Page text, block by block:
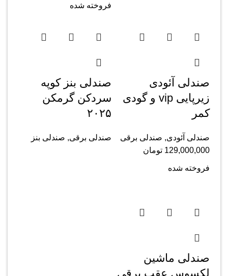
صندلی آئودی
زیرپایی vip و گودی
کمر
صندلی آئودی, صندلی برقی
129,000,000 تومان
فروخته شده
صندلی بنز کوپه
سردکن گرمکن
۲۰۲۵
صندلی برقی, صندلی بنز
فروخته شده
صندلی ماشین
لکسوس عقب برقی